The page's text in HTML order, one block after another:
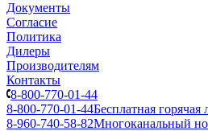
Документы
Согласие
Политика
Дилеры
Производителям
Контакты
8-800-770-01-44
8-800-770-01-44Бесплатная горячая
8-960-740-58-82Многоканальный